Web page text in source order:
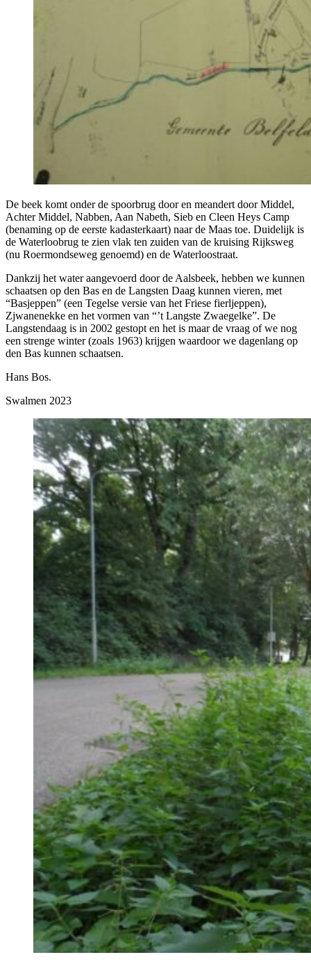
De beek komt onder de spoorbrug door en meandert door Middel,
Achter Middel, Nabben, Aan Nabeth, Sieb en Cleen Heys Camp
(benaming op de eerste kadasterkaart) naar de Maas toe. Duidelijk is
de Waterloobrug te zien vlak ten zuiden van de kruising Rijksweg
(nu Roermondseweg genoemd) en de Waterloostraat.
Dankzij het water aangevoerd door de Aalsbeek, hebben we kunnen
schaatsen op den Bas en de Langsten Daag kunnen vieren, met
“Basjeppen” (een Tegelse versie van het Friese fierljeppen),
Zjwanenekke en het vormen van “’t Langste Zwaegelke”. De
Langstendaag is in 2002 gestopt en het is maar de vraag of we nog
een strenge winter (zoals 1963) krijgen waardoor we dagenlang op
den Bas kunnen schaatsen.
Hans Bos.
Swalmen 2023